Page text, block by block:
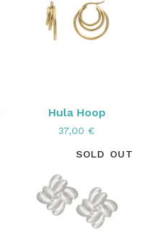
Hula Hoop
37,00 €
SOLD OUT